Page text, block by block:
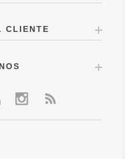
CLIENTE